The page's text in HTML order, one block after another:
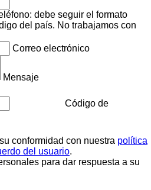
debe seguir el formato
del país. No trabajamos con
Correo electrónico
Mensaje
Código de
conformidad con nuestra política
del usuario.
para dar respuesta a su